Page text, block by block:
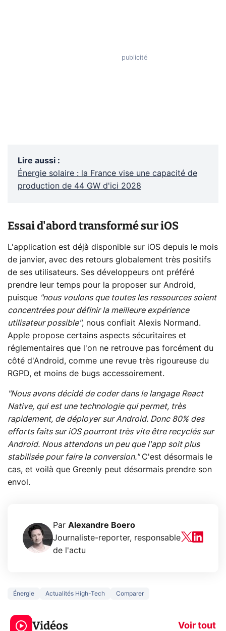
Lire aussi :
Énergie solaire : la France vise une capacité de
production de 44 GW d'ici 2028
Essai d'abord transformé sur iOS
L'application est déjà disponible sur iOS depuis le mois
de janvier, avec des retours globalement très positifs
de ses utilisateurs. Ses développeurs ont préféré
prendre leur temps pour la proposer sur Android,
puisque "nous voulons que toutes les ressources soient
concentrées pour définir la meilleure expérience
utilisateur possible", nous confiait Alexis Normand.
Apple propose certains aspects sécuritaires et
réglementaires que l'on ne retrouve pas forcément du
côté d'Android, comme une revue très rigoureuse du
RGPD, et moins de bugs accessoirement.
"Nous avons décidé de coder dans le langage React
Native, qui est une technologie qui permet, très
rapidement, de déployer sur Android. Donc 80% des
efforts faits sur iOS pourront très vite être recyclés sur
Android. Nous attendons un peu que l'app soit plus
stabilisée pour faire la conversion."C'est désormais le
cas, et voilà que Greenly peut désormais prendre son
envol.
Par Alexandre Boero
Journaliste-reporter, responsable
de l'actu
Énergie Actualités High-Tech Comparer
Vidéos Voir tout
5 générations de
jeux dans la
prochaine Xbox !
navigation